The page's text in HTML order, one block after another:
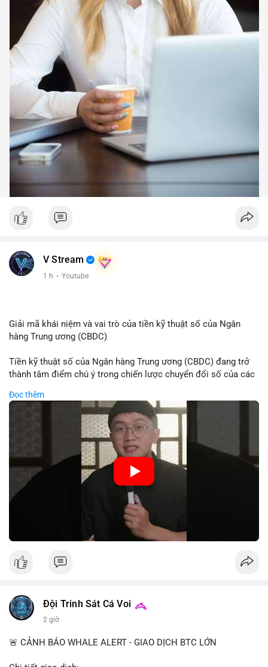
V Stream
1 h · Youtube
Giải mã khái niệm và vai trò của tiền kỹ thuật số của Ngân
hàng Trung ương (CBDC)
Tiền kỹ thuật số của Ngân hàng Trung ương (CBDC) đang trở
thành tâm điểm chú ý trong chiến lược chuyển đổi số của các
trung, CBDC là hình thức tiền pháp định được phát hành và
quản lý trực tiếp bởi Ngân hàng Trung ương nhằm tối ưu hóa
hệ thống thanh toán và tăng cường hiệu quả chính sách tiền tệ.
Việc triển khai CBDC hứa hẹn sẽ thay đổi diện mạo của hạ
tầng tài chính truyền thống, mang lại sự tiện lợi trong giao dịch
nhưng cũng đặt ra nhiều thách thức về quyền riêng tư và an
ninh mạng.
🎥 Xem video trực tiếp tại:
Đọc thêm
Đội Trinh Sát Cá Voi
2 giờ
🚨 CẢNH BÁO WHALE ALERT - GIAO DỊCH BTC LỚN